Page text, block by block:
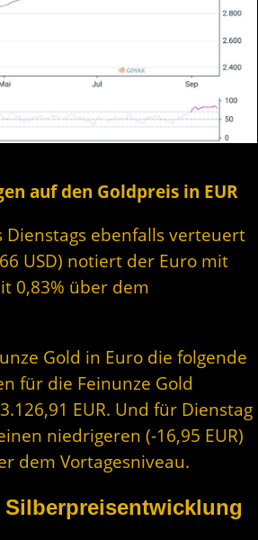
auf den Goldpreis in EUR
Dienstags ebenfalls verteuert
USD) notiert der Euro mit
0,83% über dem
Gold in Euro die folgende
für die Feinunze Gold
EUR. Und für Dienstag
niedrigeren (-16,95 EUR)
dem Vortagesniveau.